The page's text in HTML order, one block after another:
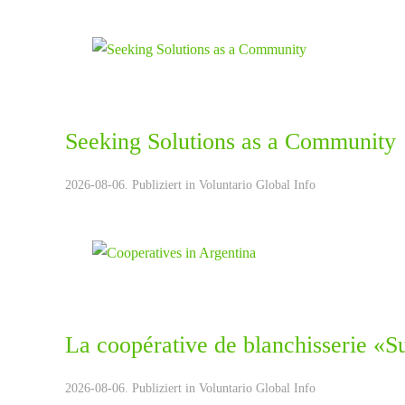
Seeking Solutions as a Community
2026-08-06. Publiziert in Voluntario Global Info
La coopérative de blanchisserie
2026-08-06. Publiziert in Voluntario Global Info